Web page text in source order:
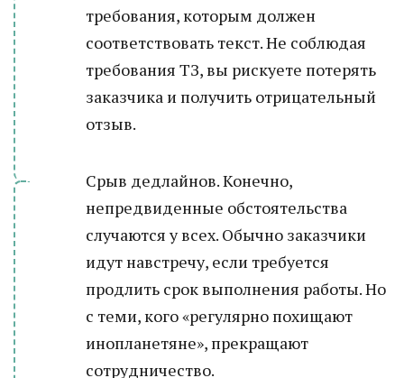
требования, которым должен
соответствовать текст. Не соблюдая
требования ТЗ, вы рискуете потерять
заказчика и получить отрицательный
отзыв.
Срыв дедлайнов. Конечно,
непредвиденные обстоятельства
случаются у всех. Обычно заказчики
идут навстречу, если требуется
продлить срок выполнения работы. Но
с теми, кого «регулярно похищают
инопланетяне», прекращают
сотрудничество.